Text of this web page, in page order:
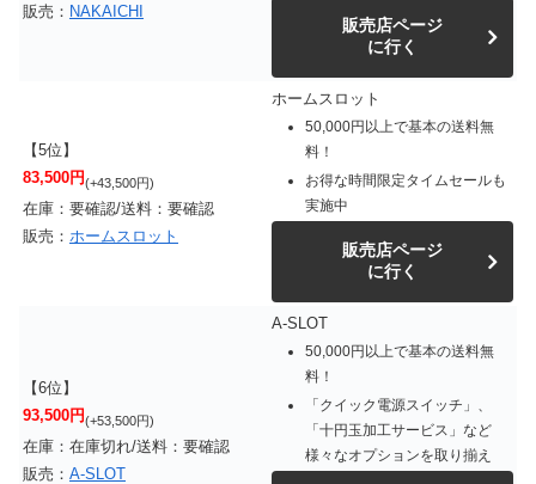
販売： NAKAICHI
販売店ページ
に行く
【5位】
83,500円(+43,500円)
在庫：要確認/送料：要確認
販売： ホームスロット
ホームスロット
50,000円以上で基本の送料無
料！
お得な時間限定タイムセールも
実施中
販売店ページ
に行く
【6位】
93,500円(+53,500円)
在庫：在庫切れ/送料：要確認
販売： A-SLOT
A-SLOT
50,000円以上で基本の送料無
料！
「クイック電源スイッチ」、
「十円玉加工サービス」など
様々なオプションを取り揃え